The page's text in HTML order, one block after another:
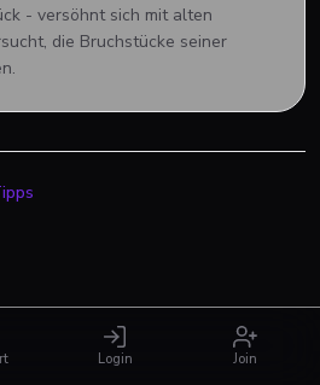
- versöhnt sich mit alten
die Bruchstücke seiner
Login Join